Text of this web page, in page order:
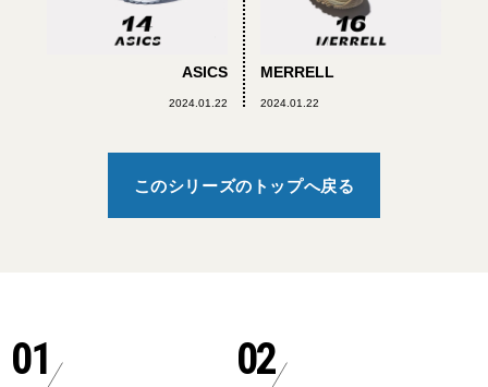
ASICS
2024.01.22
MERRELL
2024.01.22
このシリーズのトップへ戻る
01 02